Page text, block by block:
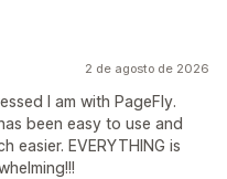
2 de agosto de 2026
I am with PageFly.
been easy to use and
easier. EVERYTHING is